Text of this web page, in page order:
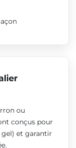
ou
conçus pour
gel) et garantir